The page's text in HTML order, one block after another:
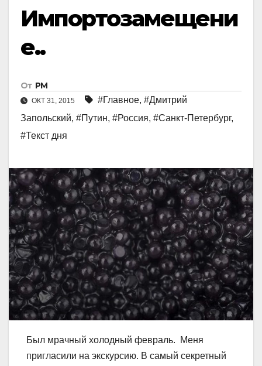
Импортозамещени
е..
От РМ
ОКТ 31, 2015 #Главное, #Дмитрий
Запольский, #Путин, #Россия, #Санкт-Петербург,
#Текст дня
Был мрачный холодный февраль. Меня
пригласили на экскурсию. В самый секретный